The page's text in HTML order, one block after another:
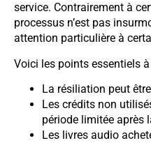
service. Contrairement à
processus n’est pas
attention particulière à
Voici les points essentiels à
La résiliation peut
Les crédits non
période limitée après
Les livres audio